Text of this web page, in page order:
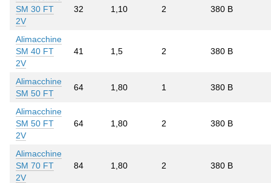
SM 30 FT
2V
32 1,10 2 380 В
Alimacchine
SM 40 FT
2V
41 1,5 2 380 В
Alimacchine
SM 50 FT
64 1,80 1 380 В
Alimacchine
SM 50 FT
2V
64 1,80 2 380 В
Alimacchine
SM 70 FT
2V
84 1,80 2 380 В